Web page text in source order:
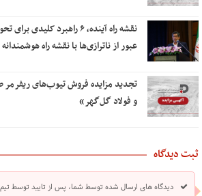
نقشه راه آینده، ۶ راهبرد
عبور از ناترازی‌ها با نقشه راه هوشمندانه
تجدید مزایده فروش تیوب‌های
و فولاد گل‌گهر»
ثبت دیدگاه
دیدگاه های ارسال شده توسط شما، پس از تایید توسط